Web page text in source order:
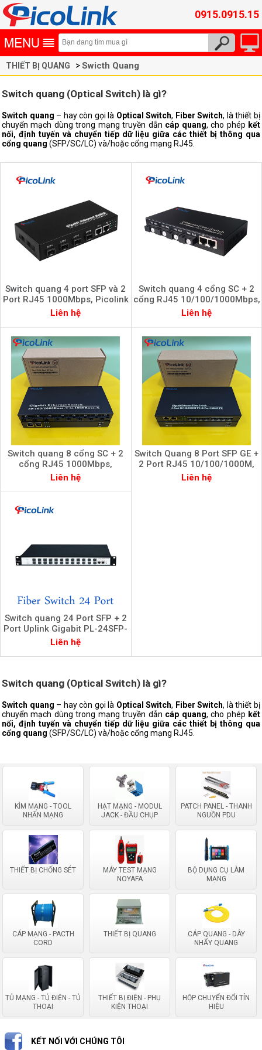
0915.0915.15
THIẾT BỊ QUANG Swicth Quang
Switch quang (Optical Switch) là gì?
Switch quang – hay còn gọi là Optical Switch, Fiber Switch, là thiết bị
chuyển mạch dùng trong mạng truyền dẫn cáp quang, cho phép kết
nối, định tuyến và chuyển tiếp dữ liệu giữa các thiết bị thông qua
cổng quang (SFP/SC/LC) và/hoặc cổng mạng RJ45.
Switch quang 4 port SFP và 2
Port RJ45 1000Mbps, Picolink
PL-4SFP2L-1000M
Liên hệ
Switch quang 4 cổng SC + 2
cổng RJ45 10/100/1000Mbps,
Picolink PL-4Q2L-1000M
Liên hệ
Switch quang 8 cổng SC + 2
cổng RJ45 1000Mbps,
PicoLink PL-8Q2L-1000M
Liên hệ
Switch Quang 8 Port SFP GE +
2 Port RJ45 10/100/1000M,
Picolink PL-8SFP2L-1000M
Liên hệ
Switch quang 24 Port SFP + 2
Port Uplink Gigabit PL-24SFP-
2L chính hãng Picolink
Liên hệ
Switch quang (Optical Switch) là gì?
Switch quang – hay còn gọi là Optical Switch, Fiber Switch, là thiết bị
chuyển mạch dùng trong mạng truyền dẫn cáp quang, cho phép kết
nối, định tuyến và chuyển tiếp dữ liệu giữa các thiết bị thông qua
cổng quang (SFP/SC/LC) và/hoặc cổng mạng RJ45.
KÌM MẠNG - TOOL
NHẤN MẠNG
HẠT MẠNG - MODUL
JACK - ĐẦU CHỤP
PATCH PANEL - THANH
NGUỒN PDU
THIẾT BỊ CHỐNG SÉT
MÁY TEST MẠNG
NOYAFA
BỘ DỤNG CỤ LÀM
MẠNG
CÁP MẠNG - PACTH
CORD
THIẾT BỊ QUANG
CÁP QUANG - DÂY
NHẨY QUANG
TỦ MẠNG - TỦ ĐIỆN - TỦ
THOẠI
THIẾT BỊ ĐIỆN - PHỤ
KIỆN THOẠI
HỘP CHUYỂN ĐỔI TÍN
HIỆU
KẾT NỐI VỚI CHÚNG TÔI